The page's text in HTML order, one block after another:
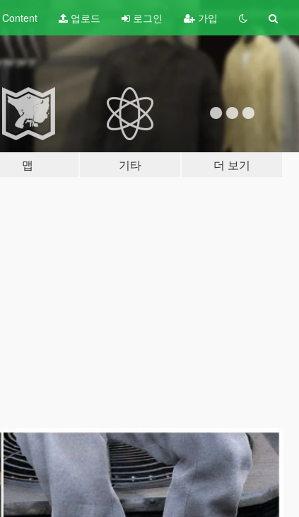
Content 업로드 로그인 가입
맵 기타 더 보기